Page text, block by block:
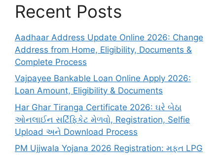
Recent Posts
Aadhaar Address Update Online 2026: Change
Address from Home, Eligibility, Documents &
Complete Process
Vajpayee Bankable Loan Online Apply 2026:
Loan Amount, Eligibility & Documents
Har Ghar Tiranga Certificate 2026: ઘરે બેઠા
ઓનલાઈન સર્ટિફિકેટ મેળવો, Registration, Selfie
Upload અને Download Process
PM Ujjwala Yojana 2026 Registration: મફત LPG